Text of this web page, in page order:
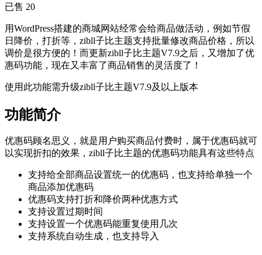
已售 20
用WordPress搭建的商城网站经常会给商品做活动，例如节假
日降价，打折等，zibll子比主题支持批量修改商品价格，所以
调价是很方便的！而更新zibll子比主题V7.9之后，又增加了优
惠码功能，现在又丰富了商品销售的灵活度了！
使用此功能需升级zibll子比主题V7.9及以上版本
功能简介
优惠码顾名思义，就是用户购买商品付费时，属于优惠码就可
以实现折扣的效果，zibll子比主题的优惠码功能具有这些特点
支持给全部商品设置统一的优惠码，也支持给单独一个
商品添加优惠码
优惠码支持打折和降价两种优惠方式
支持设置过期时间
支持设置一个优惠码能重复使用几次
支持系统自动生成，也支持导入